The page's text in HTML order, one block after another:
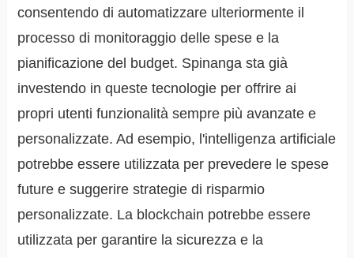
consentendo di automatizzare ulteriormente il
processo di monitoraggio delle spese e la
pianificazione del budget. Spinanga sta già
investendo in queste tecnologie per offrire ai
propri utenti funzionalità sempre più avanzate e
personalizzate. Ad esempio, l'intelligenza artificiale
potrebbe essere utilizzata per prevedere le spese
future e suggerire strategie di risparmio
personalizzate. La blockchain potrebbe essere
utilizzata per garantire la sicurezza e la